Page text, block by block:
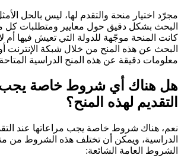
مجرّد اختيار منحة والتقدم لها، ليس بالحل
البحث بشكل دقيق حول معايير ومتطلبات كل
كانت المنحة موجّهة للدولة التي تعيش فيها أم
البحث عن هذه المنح من خلال شبكة الإنترنت
معلومات دقيقة عن هذه المنح الدراسية
هل هناك أي شروط خاصة يجب
التقديم لهذه المنح؟
نعم، هناك شروط خاصة يجب مراعاتها عند
الدراسية، ويمكن أن تختلف هذه الشروط من
الشروط العامة الشائعة: